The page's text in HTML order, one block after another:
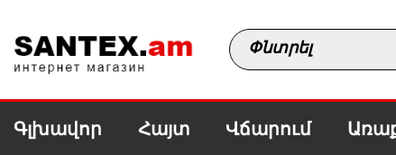
Գլխավոր Հայտ Վճարում